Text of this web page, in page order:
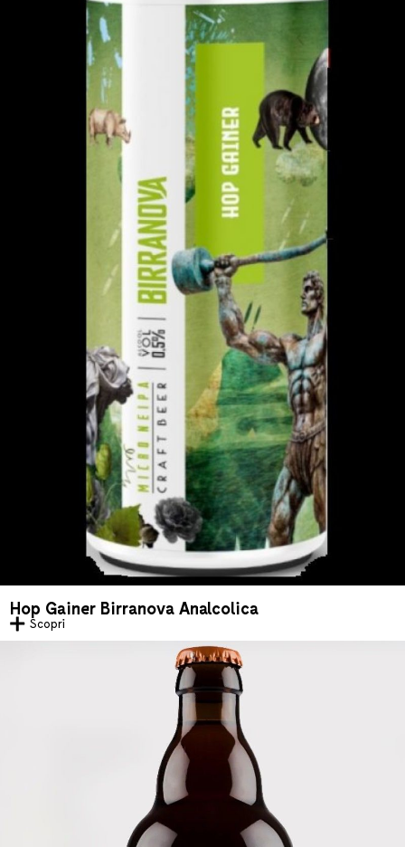
Hop Gainer Birranova Analcolica
Scopri